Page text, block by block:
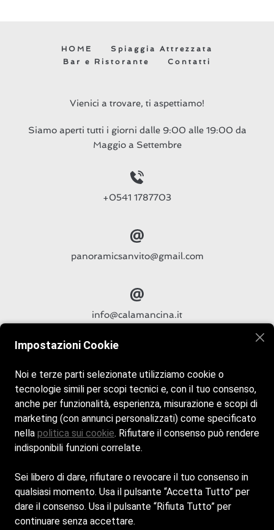
HOME
Spiaggia Attrezzata
Bar e Ristorante
Contatti
Vienici a trovare, ti aspettiamo!
Siamo aperti tutti i giorni dalle 9:00 alle 19:00 da
Maggio a Settembre
+0541 1787703
panoramicsanvito@gmail.com
info@calamancina.it
Privacy Policy
Multi Erice Srl - Sede Legale: VIA CALVINO POETA
Impostazioni Cookie
Noi e terze parti selezionate utilizziamo cookie o
tecnologie simili per scopi tecnici e, con il tuo consenso,
anche per funzionalità, esperienza, misurazione e scopi di
marketing (con annunci personalizzati) come specificato
nella politica sui cookie. Rifiutare il consenso può rendere
indisponibili funzioni correlate.
Sei libero di dare, rifiutare o revocare il tuo consenso in
qualsiasi momento. Usa il pulsante “Accetta Tutto” per
dare il consenso. Usa il pulsante “Rifiuta Tutto” per
continuare senza accettare.